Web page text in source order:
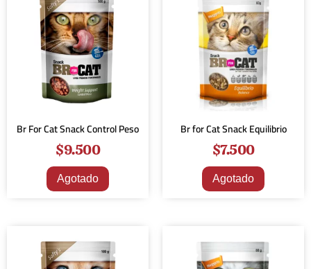
Br For Cat Snack Control Peso
$9.500
Agotado
Br for Cat Snack Equilibrio
$7.500
Agotado